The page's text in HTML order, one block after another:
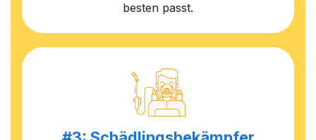
besten passt.